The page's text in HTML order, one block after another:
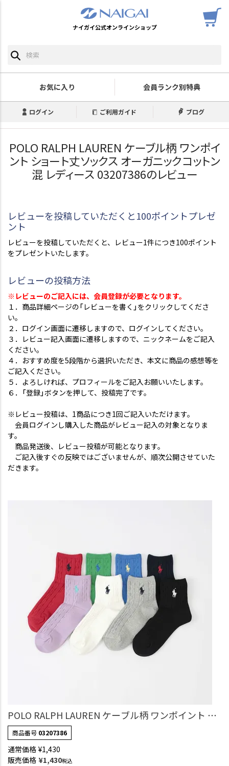
ナイガイ公式オンラインショップ
お気に入り 会員ランク別特典
ログイン ご利用ガイド ブログ
POLO RALPH LAUREN ケーブル柄 ワンポイ
ント ショート丈ソックス オーガニックコットン
混 レディース 03207386のレビュー
レビューを投稿していただくと100ポイントプレゼ
ント
レビューを投稿していただくと、レビュー1件につき100ポイント
をプレゼントいたします。
レビューの投稿方法
※レビューのご記入には、会員登録が必要となります。
１．商品詳細ページの「レビューを書く」をクリックしてくださ
い。
２．ログイン画面に遷移しますので、ログインしてください。
３．レビュー記入画面に遷移しますので、ニックネームをご記入
ください。
４．おすすめ度を5段階から選択いただき、本文に商品の感想等を
ご記入ください。
５．よろしければ、プロフィールをご記入お願いいたします。
６．「登録」ボタンを押して、投稿完了です。
※レビュー投稿は、1商品につき1回ご記入いただけます。
会員ログインし購入した商品がレビュー記入の対象となりま
す。
商品発送後、レビュー投稿が可能となります。
ご記入後すぐの反映ではございませんが、順次公開させていた
だきます。
POLO RALPH LAUREN ケーブル柄 ワンポイント シ
ョート丈ソックス オーガニックコットン混 レディ
ース 03207386
商品番号 03207386
通常価格 ¥1,430
販売価格 ¥1,430税込